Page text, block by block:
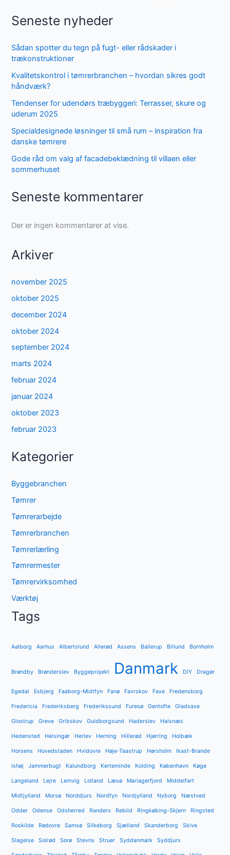
Seneste nyheder
Sådan spotter du tegn på fugt- eller rådskader i
trækonstruktioner
Kvalitetskontrol i tømrerbranchen – hvordan sikres godt
håndværk?
Tendenser for udendørs træbyggeri: Terrasser, skure og
uderum 2025
Specialdesignede løsninger til små rum – inspiration fra
danske tømrere
Gode råd om valg af facadebeklædning til villaen eller
sommerhuset
Seneste kommentarer
Der er ingen kommentarer at vise.
Arkiver
november 2025
oktober 2025
december 2024
oktober 2024
september 2024
marts 2024
februar 2024
januar 2024
oktober 2023
februar 2023
Kategorier
Byggebranchen
Tømrer
Tømrerarbejde
Tømrerbranchen
Tømrerlærling
Tømrermester
Tømrervirksomhed
Værktøj
Tags
Aalborg Aarhus Albertslund Allerød Assens Ballerup Billund Bornholm
Brøndby Brønderslev Byggeprojekt Danmark DIY Dragør
Egedal Esbjerg Faaborg-Midtfyn Fanø Favrskov Faxe Fredensborg
Fredericia Frederiksberg Frederikssund Furesø Gentofte Gladsaxe
Glostrup Greve Gribskov Guldborgsund Haderslev Halsnæs
Hedensted Helsingør Herlev Herning Hillerød Hjørring Holbæk
Horsens Hovedstaden Hvidovre Høje-Taastrup Hørsholm Ikast-Brande
Ishøj Jammerbugt Kalundborg Kerteminde Kolding København Køge
Langeland Lejre Lemvig Lolland Læsø Mariagerfjord Middelfart
Midtjylland Morsø Norddjurs Nordfyn Nordjylland Nyborg Næstved
Odder Odense Odsherred Randers Rebild Ringkøbing-Skjern Ringsted
Roskilde Rødovre Samsø Silkeborg Sjælland Skanderborg Skive
Slagelse Solrød Sorø Stevns Struer Syddanmark Syddjurs